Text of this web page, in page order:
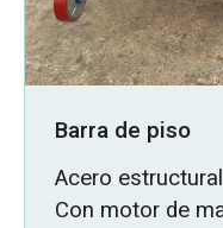
Barra de piso
Acero
Con motor de